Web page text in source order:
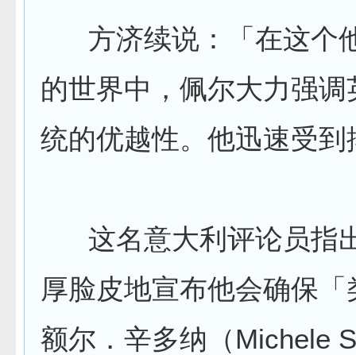
方济续说：「在这个
的世界中，佩尔大力强调
统的优越性。他迅速受到
这名意大利评论员指
厚脸皮地宣布他会确保
额尔．辛多纳（Michele